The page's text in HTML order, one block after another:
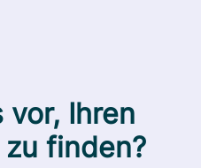
vor, Ihren
finden?